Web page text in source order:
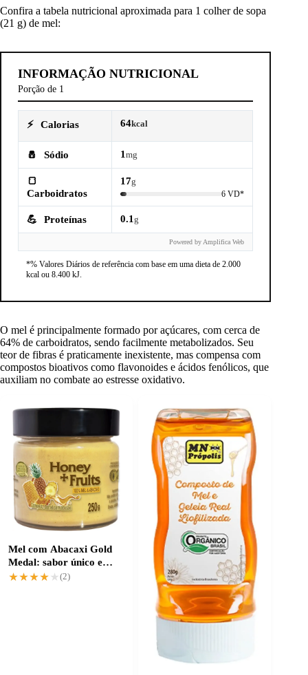
Confira a tabela nutricional aproximada para 1 colher de sopa
(21 g) de mel:
INFORMAÇÃO NUTRICIONAL
Porção de 1
⚡ Calorias 64kcal
🧂 Sódio 1 mg
🍞
Carboidratos
17g
6 VD*
💪 Proteínas 0.1 g
Powered by Amplifica Web
*% Valores Diários de referência com base em uma dieta de 2.000
kcal ou 8.400 kJ.
O mel é principalmente formado por açúcares, com cerca de
64% de carboidratos, sendo facilmente metabolizados. Seu
teor de fibras é praticamente inexistente, mas compensa com
compostos bioativos como flavonoides e ácidos fenólicos, que
auxiliam no combate ao estresse oxidativo.
Mel com Abacaxi Gold
Medal: sabor único e
natural
★★★★★
★★★★★ (2)